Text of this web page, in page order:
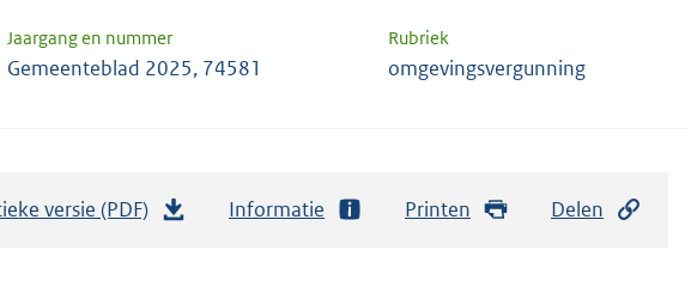
Jaargang en nummer Rubriek
Gemeenteblad 2025, 74581 omgevingsvergunning
versie (PDF) Informatie Printen Delen